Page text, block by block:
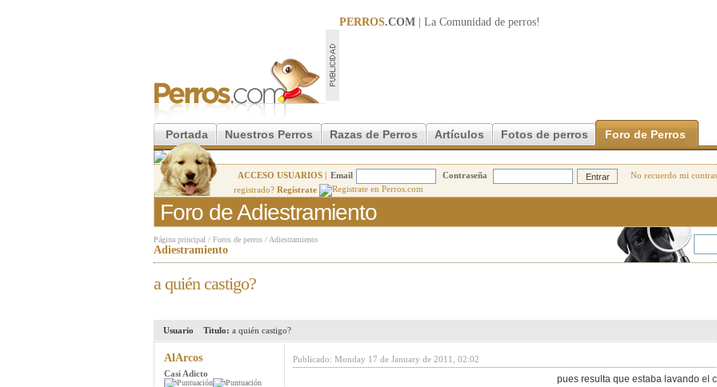
PERROS.COM | La Comunidad de perros!
Portada Nuestros Perros Razas de Perros Artículos Fotos de perros Foro de Perros
ACCESO USUARIOS | Email Contraseña No recuerdo mi
registrado? Regístrate
Foro de Adiestramiento
Página principal / Foros de perros / Adiestramiento
Adiestramiento
a quién castigo?
Usuario Titulo: a quién castigo?
AlArcos
Casi Adicto
Publicado: Monday 17 de January de 2011, 02:02
pues resulta que estaba lavando el